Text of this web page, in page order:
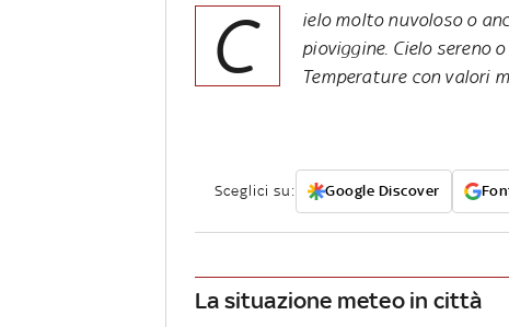
C
ielo molto nuvoloso o
pioviggine. Cielo sereno
Temperature con valori
Sceglici su: Google Discover
La situazione meteo in città